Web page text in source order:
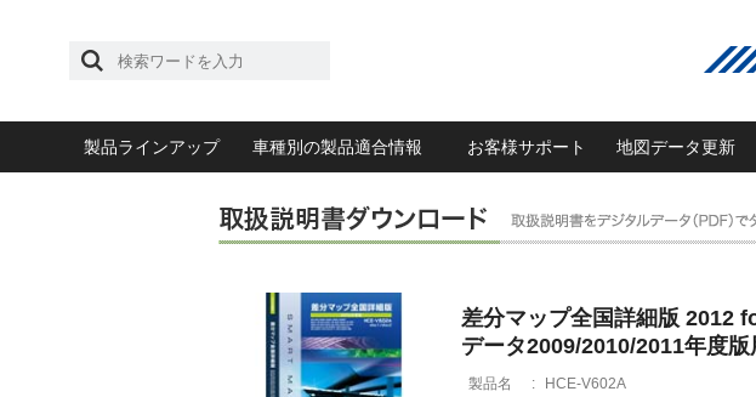
製品ラインアップ 車種別の製品適合情報 お客様サポート 地図データ更新
差分マップ全国詳細版 2012
データ2009/2010/2011年度版
製品名 :
HCE-V602A